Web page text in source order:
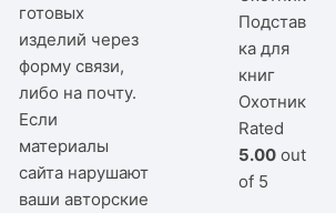
готовых
изделий через
форму связи,
либо на почту.
Если
материалы
сайта нарушают
ваши авторские
Подстав
ка для
книг
Охотник
Rated
5.00 out
of 5